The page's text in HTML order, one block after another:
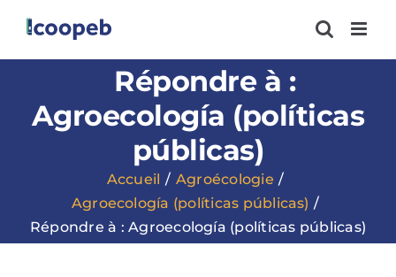
contenu
Répondre à :
Agroecología (políticas
públicas)
Accueil
Agroécologie
Agroecología (políticas públicas)
Répondre à : Agroecología (políticas públicas)